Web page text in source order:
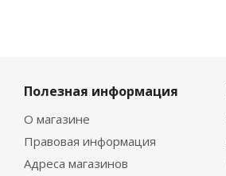
Полезная информация
О магазине
Правовая информация
Адреса магазинов